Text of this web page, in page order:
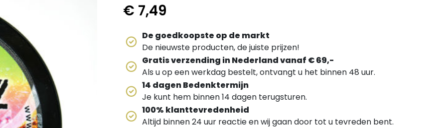
€ 7,49
De goedkoopste op de markt
De nieuwste producten, de juiste prijzen!
Gratis verzending in Nederland vanaf € 69,-
Als u op een werkdag bestelt, ontvangt u het binnen 48 uur.
14 dagen Bedenktermijn
Je kunt hem binnen 14 dagen terugsturen.
100% klanttevredenheid
Altijd binnen 24 uur reactie en wij gaan door tot u tevreden bent.